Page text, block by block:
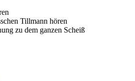
Tillmann hören
zu dem ganzen Scheiß